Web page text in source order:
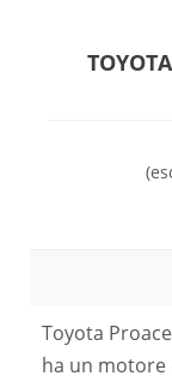
Toyota
ha un motore